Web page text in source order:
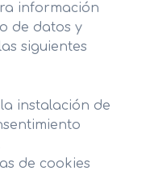
información
de datos y
siguientes
la instalación de
de cookies